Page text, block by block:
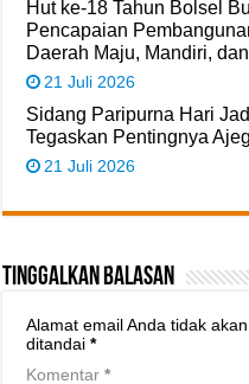
Hut ke-18 Tahun Bolsel
Pencapaian
Daerah Maju, Mandiri,
21 Juli 2026
Sidang Paripurna Hari
Tegaskan Pentingnya
21 Juli 2026
Tinggalkan Balasan
Alamat email Anda tidak
ditandai*
Komentar*